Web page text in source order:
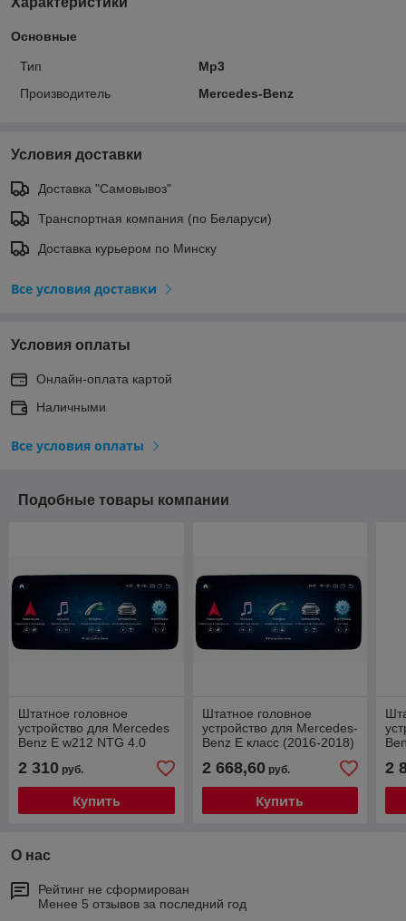
Основные
Тип
Mp3
Производитель
Mercedes-Benz
Условия доставки
Доставка "Самовывоз"
Транспортная компания (по Беларуси)
Доставка курьером по Минску
Все условия доставки
Условия оплаты
Онлайн-оплата картой
Наличными
Все условия оплаты
Подобные товары компании
Штатное головное
устройство для Mercedes
Benz E w212 NTG 4.0
2 310 руб.
Купить
Штатное головное
устройство для Mercedes-
Benz E класс (2016-2018)
Android 13
2 668,60руб.
Купить
4.0
2
О нас
Рейтинг не сформирован
Менее 5 отзывов за последний год